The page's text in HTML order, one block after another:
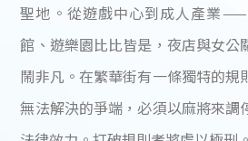
聖地。從遊戲中心到成人產業
館、遊樂園比比皆是，夜店與女公
鬧非凡。在繁華街有一條獨特的規
無法解決的爭端，必須以麻將來調